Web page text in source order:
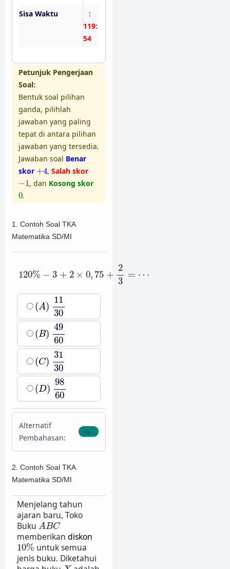
Sisa Waktu
:
119:
53
Petunjuk Pengerjaan
Soal:
Bentuk soal pilihan
ganda, pilihlah
jawaban yang paling
tepat di antara pilihan
jawaban yang tersedia.
Jawaban soal Benar
skor +4
+ 4, Salah skor
−1
1 , dan Kosong skor
0
0.
1. Contoh Soal TKA
Matematika SD/MI
120% − 3 + 2 × 0, 75 +
2
3
= ⋯
3=
(A)
11
30
(A)1130
(B)
49
60
(B)4960
(C)
31
30
(C)3130
(D)
98
60
(D)9860
Alternatif
Pembahasan:
2. Contoh Soal TKA
Matematika SD/MI
Menjelang tahun
ajaran baru, Toko
Buku ABC
ABC
memberikan diskon
10%
10%untuk semua
jenis buku. Diketahui
X